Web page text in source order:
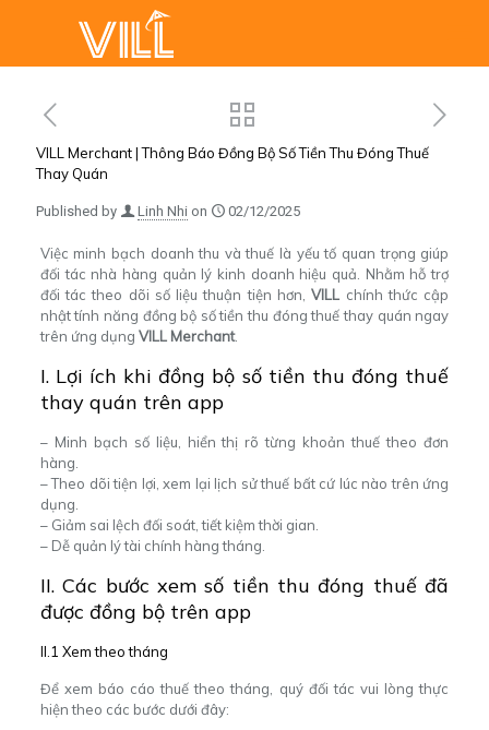
VILL Merchant | Thông Báo Đồng Bộ Số Tiền Thu Đóng Thuế
Thay Quán
Published by Linh Nhi on 02/12/2025
Việc minh bạch doanh thu và thuế là yếu tố quan trọng giúp
đối tác nhà hàng quản lý kinh doanh hiệu quả. Nhằm hỗ trợ
đối tác theo dõi số liệu thuận tiện hơn,VILL chính thức cập
nhật tính năng đồng bộ số tiền thu đóng thuế thay quán ngay
trên ứng dụng VILL Merchant.
I. Lợi ích khi đồng bộ số tiền thu đóng thuế
thay quán trên app
– Minh bạch số liệu, hiển thị rõ từng khoản thuế theo đơn
hàng.
– Theo dõi tiện lợi, xem lại lịch sử thuế bất cứ lúc nào trên ứng
dụng.
– Giảm sai lệch đối soát, tiết kiệm thời gian.
– Dễ quản lý tài chính hàng tháng.
II. Các bước xem số tiền thu đóng thuế đã
được đồng bộ trên app
II.1 Xem theo tháng
Để xem báo cáo thuế theo tháng, quý đối tác vui lòng thực
hiện theo các bước dưới đây: